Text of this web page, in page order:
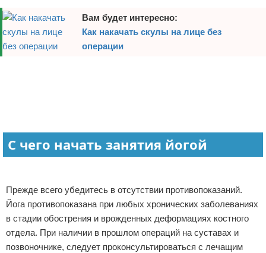
Теннис
Легкая атлетика
Йога и пилатес
Волейбол
Детский спорт
Зимние виды спорта
Вам будет интересно:
Как накачать скулы на лице без
операции
С чего начать занятия йогой
Прежде всего убедитесь в отсутствии противопоказаний.
Йога противопоказана при любых хронических заболеваниях
в стадии обострения и врожденных деформациях костного
отдела. При наличии в прошлом операций на суставах и
позвоночнике, следует проконсультироваться с лечащим